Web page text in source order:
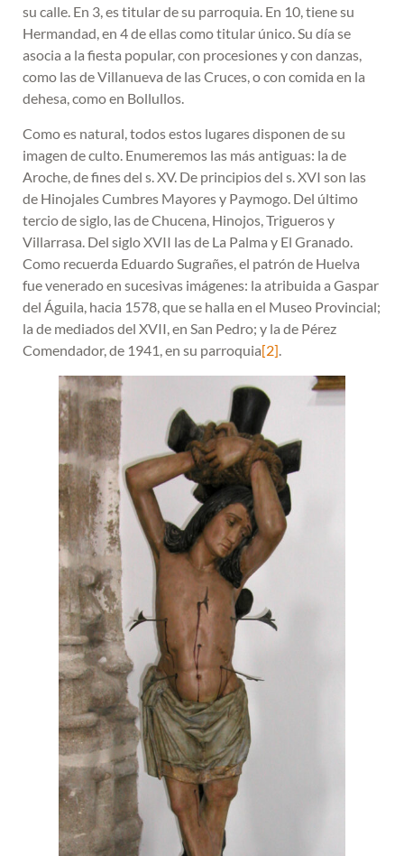
su calle. En 3, es titular de su parroquia. En 10, tiene su
Hermandad, en 4 de ellas como titular único. Su día se
asocia a la fiesta popular, con procesiones y con danzas,
como las de Villanueva de las Cruces, o con comida en la
dehesa, como en Bollullos.
Como es natural, todos estos lugares disponen de su
imagen de culto. Enumeremos las más antiguas: la de
Aroche, de fines del s. XV. De principios del s. XVI son las
de Hinojales Cumbres Mayores y Paymogo. Del último
tercio de siglo, las de Chucena, Hinojos, Trigueros y
Villarrasa. Del siglo XVII las de La Palma y El Granado.
Como recuerda Eduardo Sugrañes, el patrón de Huelva
fue venerado en sucesivas imágenes: la atribuida a Gaspar
del Águila, hacia 1578, que se halla en el Museo Provincial;
la de mediados del XVII, en San Pedro; y la de Pérez
Comendador, de 1941, en su parroquia[2].